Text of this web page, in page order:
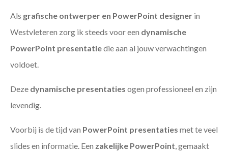
Als grafische ontwerper en PowerPoint designer in
Westvleteren zorg ik steeds voor een dynamische
PowerPoint presentatiedie aan al jouw verwachtingen
voldoet.
Deze dynamische presentaties ogen professioneel en zijn
levendig.
Voorbij is de tijd van PowerPoint presentaties met te veel
slides en informatie. Een zakelijke PowerPoint, gemaakt